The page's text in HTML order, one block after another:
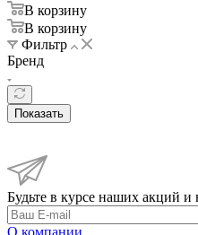
В корзину
В корзину
Фильтр
Бренд
Показать
Будьте в курсе наших акций и
О компании